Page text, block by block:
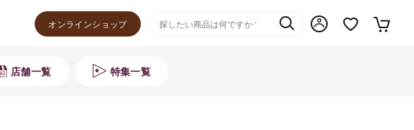
オンラインショップ
店舗一覧 特集一覧